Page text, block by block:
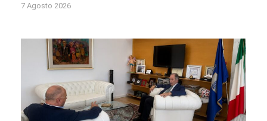
7 Agosto 2026